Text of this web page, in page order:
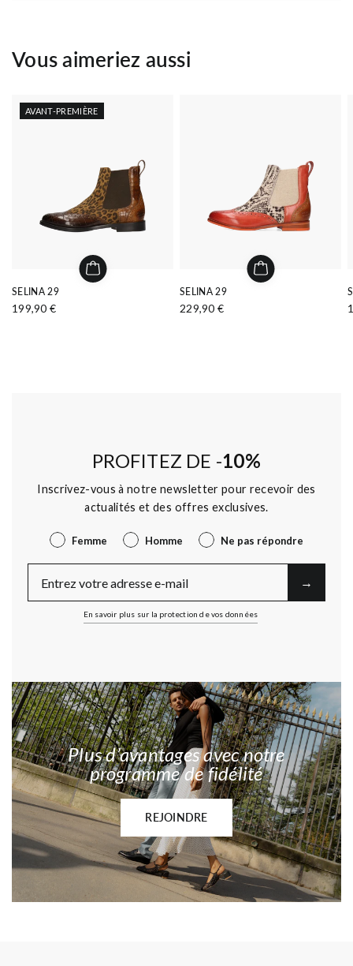
Vous aimeriez aussi
AVANT-PREMIÈRE
SELINA 29
199,90 €
SELINA 29
229,90 €
PROFITEZ DE -10%
Inscrivez-vous à notre newsletter pour recevoir des
actualités et des offres exclusives.
Genre Femme Homme Ne pas répondre
→︎
En savoir plus sur la protection de vos données
Plus d’avantages avec notre
programme de fidélité
REJOINDRE